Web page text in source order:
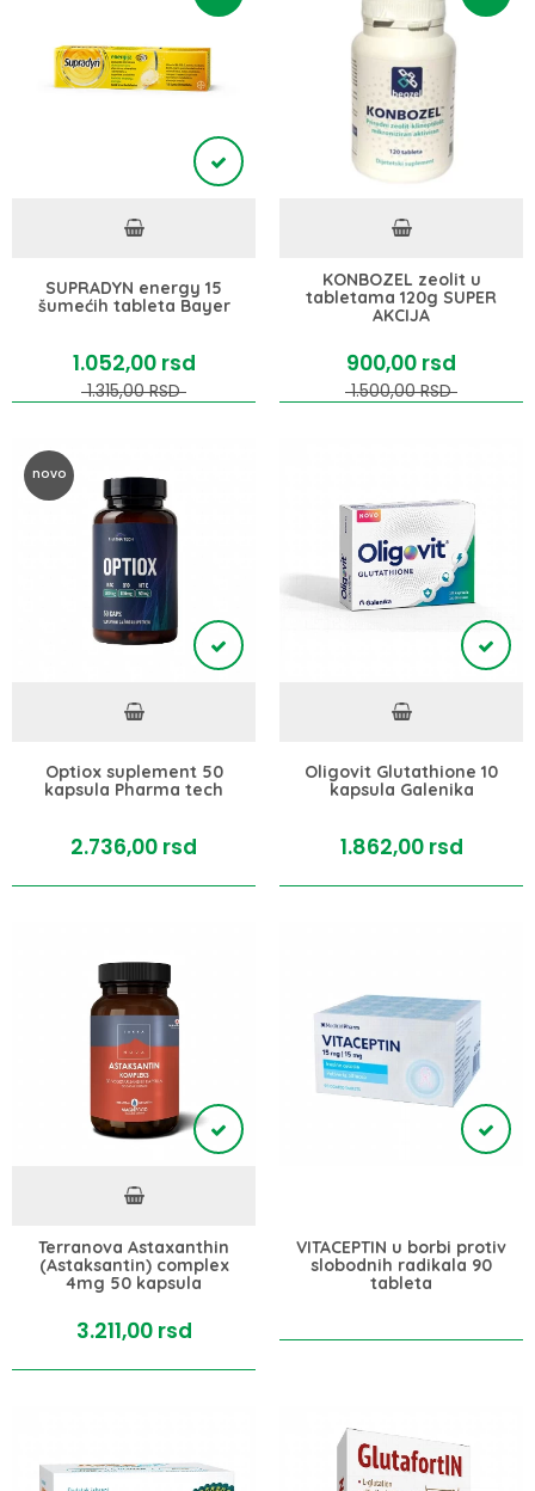
SUPRADYN energy 15
šumećih tableta Bayer
1.052,00 rsd
1.315,00 RSD
KONBOZEL zeolit u
tabletama 120g SUPER
AKCIJA
900,00 rsd
1.500,00 RSD
novo
Optiox suplement 50
kapsula Pharma tech
2.736,00 rsd
Oligovit Glutathione 10
kapsula Galenika
1.862,00 rsd
Terranova Astaxanthin
(Astaksantin) complex
4mg 50 kapsula
3.211,00 rsd
VITACEPTIN u borbi protiv
slobodnih radikala 90
tableta